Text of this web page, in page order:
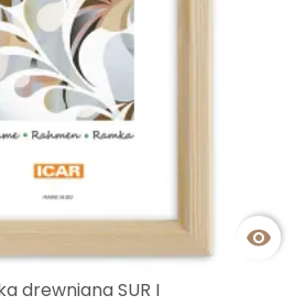

drewniana SUR I